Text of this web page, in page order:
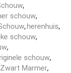
,
schouw,
,herenhuis,
schouw,
,
schouw,
Zwart Marmer,